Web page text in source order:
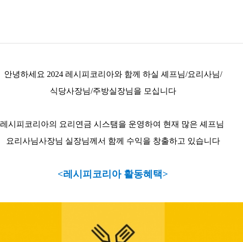
안녕하세요 2024 레시피코리아와 함께 하실 셰프님/요리사님/
식당사장님/주방실장님을 모십니다
레시피코리아의 요리연금 시스탬을 운영하여 현재 많은 셰프님
요리사님사장님 실장님께서 함께 수익을 창출하고 있습니다
<레시피코리아 활동혜택>